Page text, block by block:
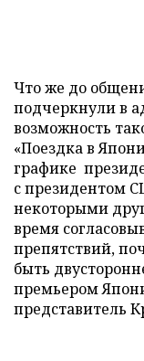
Что же до
подчеркнули в
возможность
«Поездка в
графике
с президентом
некоторыми
время
препятствий,
быть
премьером
представитель